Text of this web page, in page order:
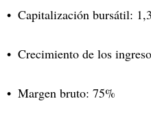
Capitalización bursátil:
Crecimiento de los
Margen bruto: 75%